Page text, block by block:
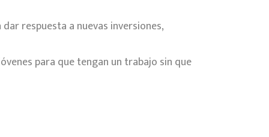
respuesta a nuevas inversiones,
para que tengan un trabajo sin que